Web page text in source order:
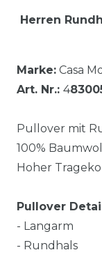
Herren
Marke: Casa
Art. Nr.: 4
Pullover mit
100%
Hoher
Pullover
- Langarm
- Rundhals